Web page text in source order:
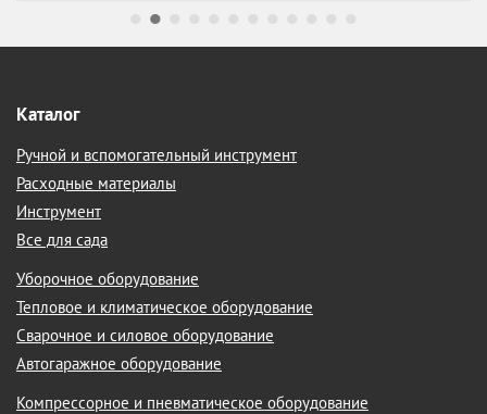
Каталог
Ручной и вспомогательный инструмент
Расходные материалы
Инструмент
Все для сада
Уборочное оборудование
Тепловое и климатическое оборудование
Сварочное и силовое оборудование
Автогаражное оборудование
Компрессорное и пневматическое оборудование